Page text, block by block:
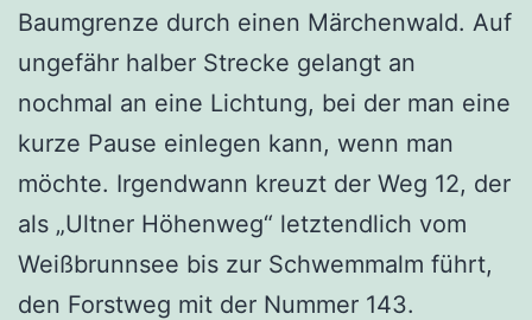
Baumgrenze durch einen Märchenwald. Auf
ungefähr halber Strecke gelangt an
nochmal an eine Lichtung, bei der man eine
kurze Pause einlegen kann, wenn man
möchte. Irgendwann kreuzt der Weg 12, der
als „Ultner Höhenweg“ letztendlich vom
Weißbrunnsee bis zur Schwemmalm führt,
den Forstweg mit der Nummer 143.